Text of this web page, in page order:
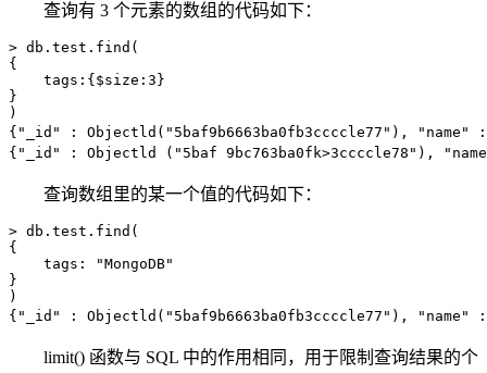
查询有 3 个元素的数组的代码如下：
> db.test.find(
{
    tags:{$size:3}
}
)
{"_id" : Objectld("5baf9b6663ba0fb3ccccle77"),
{"_id" : Objectld ("5baf 9bc763ba0fk>3ccccle78"),
查询数组里的某一个值的代码如下：
> db.test.find(
{
    tags: "MongoDB"
}
)
{"_id" : Objectld("5baf9b6663ba0fb3ccccle77"),
limit() 函数与 SQL 中的作用相同，用于限制查询结果的个